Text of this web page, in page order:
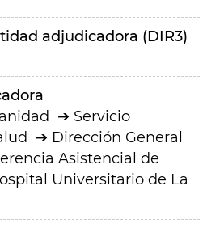
adjudicadora (DIR3)
Servicio
Dirección General
Asistencial de
Universitario de La